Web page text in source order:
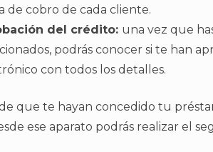
de cobro de cada cliente.
del crédito: una vez que
podrás conocer si te han
con todos los detalles.
que te hayan concedido tu
ese aparato podrás realizar el